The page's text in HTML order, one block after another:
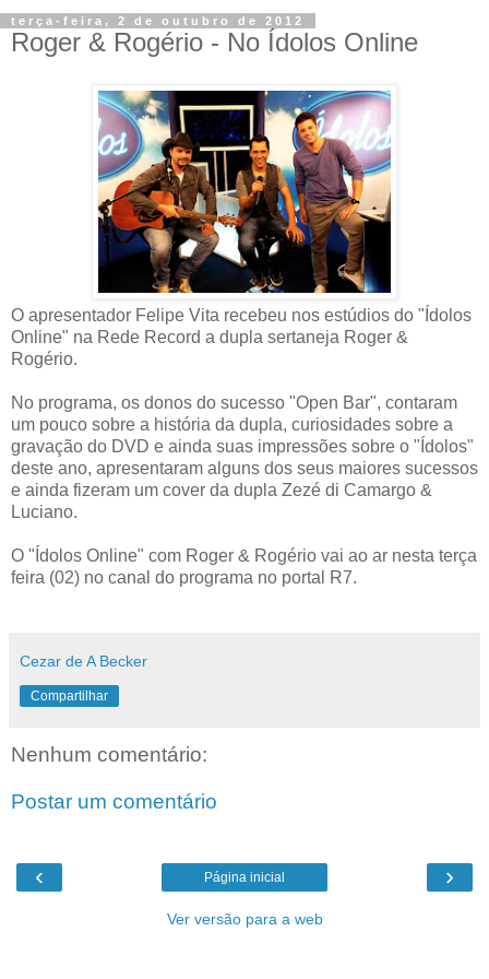
terça-feira, 2 de outubro de 2012
O apresentador Felipe Vita recebeu nos estúdios do "Ídolos
Online" na Rede Record a dupla sertaneja Roger &
Rogério.
No programa, os donos do sucesso "Open Bar", contaram
um pouco sobre a história da dupla, curiosidades sobre a
gravação do DVD e ainda suas impressões sobre o "Ídolos"
deste ano, apresentaram alguns dos seus maiores sucessos
e ainda fizeram um cover da dupla Zezé di Camargo &
Luciano.
O "Ídolos Online" com Roger & Rogério vai ao ar nesta terça
feira (02) no canal do programa no portal R7.
Cezar de A Becker
Compartilhar
Nenhum comentário:
Postar um comentário
‹ ›
Página inicial
Ver versão para a web